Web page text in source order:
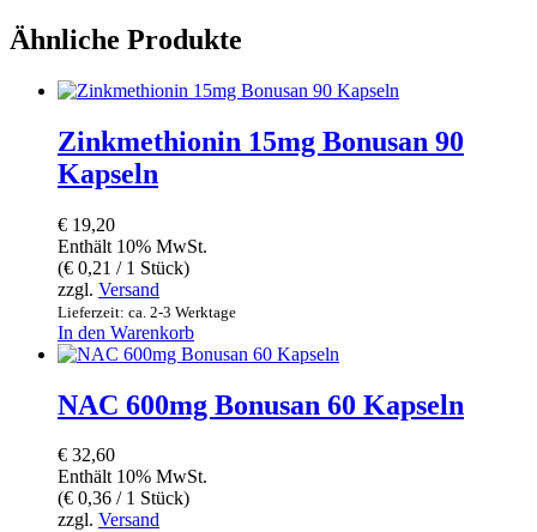
Ähnliche Produkte
Zinkmethionin 15mg Bonusan 90
Kapseln
€ 19,20
Enthält 10% MwSt.
(€ 0,21 / 1 Stück)
zzgl. Versand
Lieferzeit: ca. 2-3 Werktage
In den Warenkorb
NAC 600mg Bonusan 60 Kapseln
€ 32,60
Enthält 10% MwSt.
(€ 0,36 / 1 Stück)
zzgl. Versand